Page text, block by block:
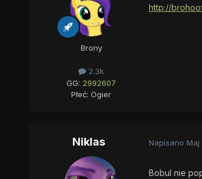
Brony
2.3k
GG: 2992607
Płeć: Ogier
http://
Niklas Napisano Maj
Bobul nie